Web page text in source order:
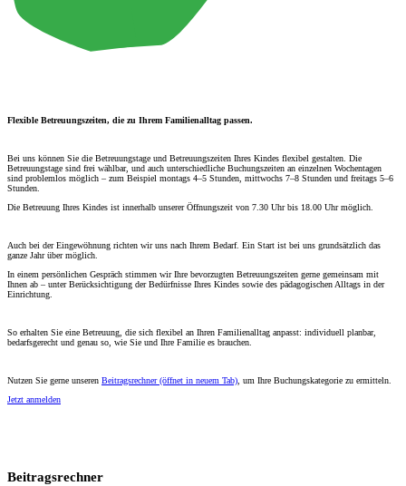
Flexible Betreuungszeiten, die zu Ihrem Familienalltag passen.
Bei uns können Sie die Betreuungstage und Betreuungszeiten Ihres Kindes flexibel gestalten. Die
Betreuungstage sind frei wählbar, und auch unterschiedliche Buchungszeiten an einzelnen Wochentagen
sind problemlos möglich – zum Beispiel montags 4–5 Stunden, mittwochs 7–8 Stunden und freitags 5–6
Stunden.
Die Betreuung Ihres Kindes ist innerhalb unserer Öffnungszeit von 7.30 Uhr bis 18.00 Uhr möglich.
Auch bei der Eingewöhnung richten wir uns nach Ihrem Bedarf. Ein Start ist bei uns grundsätzlich das
ganze Jahr über möglich.
In einem persönlichen Gespräch stimmen wir Ihre bevorzugten Betreuungszeiten gerne gemeinsam mit
Ihnen ab – unter Berücksichtigung der Bedürfnisse Ihres Kindes sowie des pädagogischen Alltags in der
Einrichtung.
So erhalten Sie eine Betreuung, die sich flexibel an Ihren Familienalltag anpasst: individuell planbar,
bedarfsgerecht und genau so, wie Sie und Ihre Familie es brauchen.
Nutzen Sie gerne unseren Beitragsrechner(öffnet in neuem Tab) , um Ihre Buchungskategorie zu ermitteln.
Jetzt anmelden
Beitragsrechner